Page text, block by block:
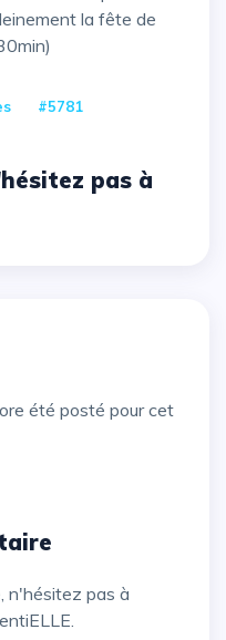
la fête de
#5781